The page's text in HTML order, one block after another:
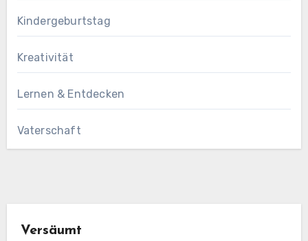
Kindergeburtstag
Kreativität
Lernen & Entdecken
Vaterschaft
Versäumt